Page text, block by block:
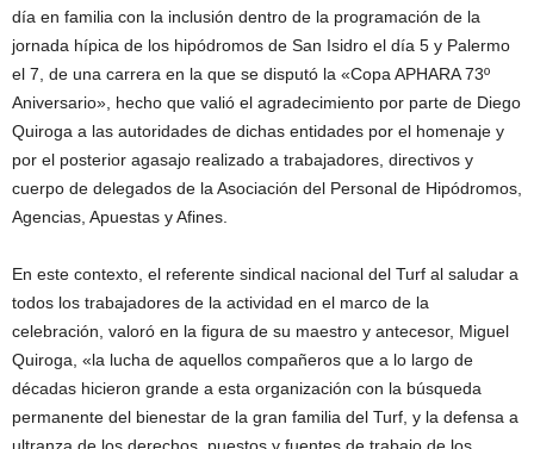
día en familia con la inclusión dentro de la programación de la
jornada hípica de los hipódromos de San Isidro el día 5 y Palermo
el 7, de una carrera en la que se disputó la «Copa APHARA 73º
Aniversario», hecho que valió el agradecimiento por parte de Diego
Quiroga a las autoridades de dichas entidades por el homenaje y
por el posterior agasajo realizado a trabajadores, directivos y
cuerpo de delegados de la Asociación del Personal de Hipódromos,
Agencias, Apuestas y Afines.
En este contexto, el referente sindical nacional del Turf al saludar a
todos los trabajadores de la actividad en el marco de la
celebración, valoró en la figura de su maestro y antecesor, Miguel
Quiroga, «la lucha de aquellos compañeros que a lo largo de
décadas hicieron grande a esta organización con la búsqueda
permanente del bienestar de la gran familia del Turf, y la defensa a
ultranza de los derechos, puestos y fuentes de trabajo de los